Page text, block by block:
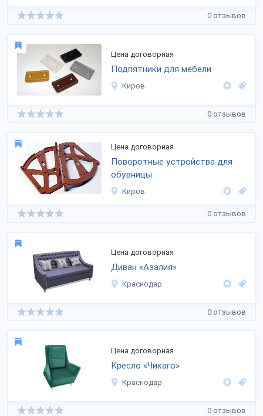
0 отзывов
Цена договорная
Подпятники для мебели
Киров
0 отзывов
Цена договорная
Поворотные устройства для
обувницы
Киров
0 отзывов
Цена договорная
Диван «Азалия»
Краснодар
0 отзывов
Цена договорная
Кресло «Чикаго»
Краснодар
0 отзывов